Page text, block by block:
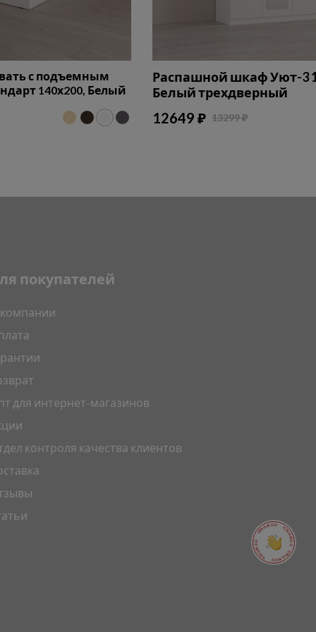
с подъемным
140х200, Белый
Распашной шкаф Уют-3
Белый трехдверный
12649 ₽ 13299 ₽
ПОМОЩЬ ПОМОЩЬ ПОМОЩЬ ПОМОЩЬ
покупателей
для интернет-магазинов
контроля качества клиентов